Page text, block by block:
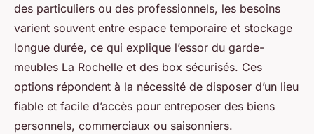
des particuliers ou des professionnels, les besoins
varient souvent entre espace temporaire et stockage
longue durée, ce qui explique l’essor du garde-
meubles La Rochelle et des box sécurisés. Ces
options répondent à la nécessité de disposer d’un lieu
fiable et facile d’accès pour entreposer des biens
personnels, commerciaux ou saisonniers.